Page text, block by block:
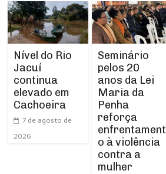
Nível do Rio
Jacuí
continua
elevado em
Cachoeira
7 de agosto de
2026
Seminário
pelos 20
anos da Lei
Maria da
Penha
reforça
enfrentament
o à violência
contra a
mulher